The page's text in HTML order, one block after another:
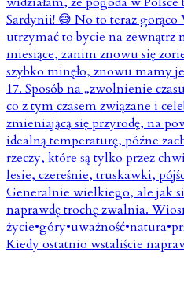
Kiedy ostatnio wstaliście